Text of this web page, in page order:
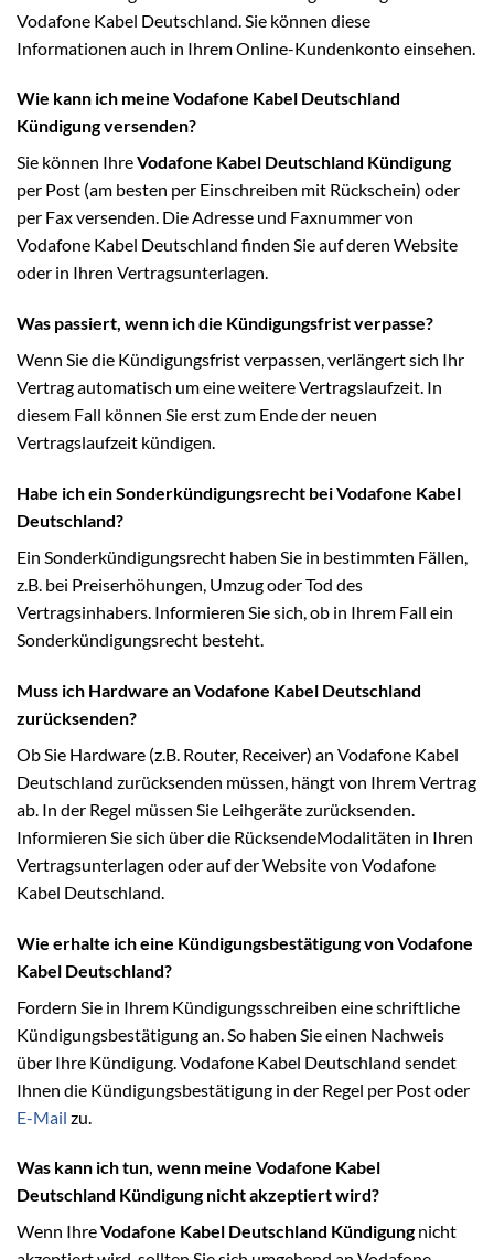
Vodafone Kabel Deutschland. Sie können diese
Informationen auch in Ihrem Online-Kundenkonto einsehen.
Wie kann ich meine Vodafone Kabel Deutschland
Kündigung versenden?
Sie können IhreVodafone Kabel Deutschland Kündigung
per Post (am besten per Einschreiben mit Rückschein) oder
per Fax versenden. Die Adresse und Faxnummer von
Vodafone Kabel Deutschland finden Sie auf deren Website
oder in Ihren Vertragsunterlagen.
Was passiert, wenn ich die Kündigungsfrist verpasse?
Wenn Sie die Kündigungsfrist verpassen, verlängert sich Ihr
Vertrag automatisch um eine weitere Vertragslaufzeit. In
diesem Fall können Sie erst zum Ende der neuen
Vertragslaufzeit kündigen.
Habe ich ein Sonderkündigungsrecht bei Vodafone Kabel
Deutschland?
Ein Sonderkündigungsrecht haben Sie in bestimmten Fällen,
z.B. bei Preiserhöhungen, Umzug oder Tod des
Vertragsinhabers. Informieren Sie sich, ob in Ihrem Fall ein
Sonderkündigungsrecht besteht.
Muss ich Hardware an Vodafone Kabel Deutschland
zurücksenden?
Ob Sie Hardware (z.B. Router, Receiver) an Vodafone Kabel
Deutschland zurücksenden müssen, hängt von Ihrem Vertrag
ab. In der Regel müssen Sie Leihgeräte zurücksenden.
Informieren Sie sich über die RücksendeModalitäten in Ihren
Vertragsunterlagen oder auf der Website von Vodafone
Kabel Deutschland.
Wie erhalte ich eine Kündigungsbestätigung von Vodafone
Kabel Deutschland?
Fordern Sie in Ihrem Kündigungsschreiben eine schriftliche
Kündigungsbestätigung an. So haben Sie einen Nachweis
über Ihre Kündigung. Vodafone Kabel Deutschland sendet
Ihnen die Kündigungsbestätigung in der Regel per Post oder
E-Mail zu.
Was kann ich tun, wenn meine Vodafone Kabel
Deutschland Kündigung nicht akzeptiert wird?
Wenn IhreVodafone Kabel Deutschland Kündigungnicht